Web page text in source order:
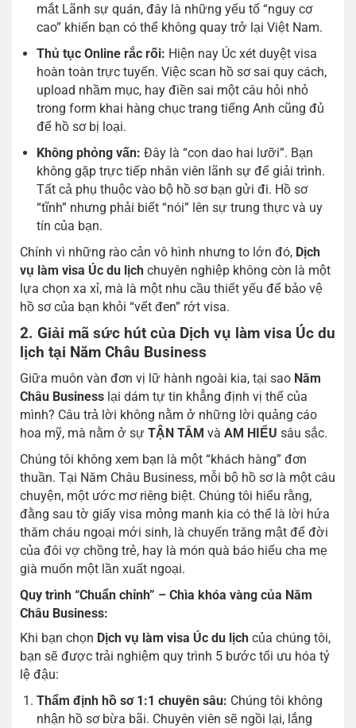
mắt Lãnh sự quán, đây là những yếu tố “nguy cơ
cao” khiến bạn có thể không quay trở lại Việt Nam.
Thủ tục Online rắc rối: Hiện nay Úc xét duyệt visa
hoàn toàn trực tuyến. Việc scan hồ sơ sai quy cách,
upload nhầm mục, hay điền sai một câu hỏi nhỏ
trong form khai hàng chục trang tiếng Anh cũng đủ
để hồ sơ bị loại.
Không phỏng vấn: Đây là “con dao hai lưỡi”. Bạn
không gặp trực tiếp nhân viên lãnh sự để giải trình.
Tất cả phụ thuộc vào bộ hồ sơ bạn gửi đi. Hồ sơ
“tĩnh” nhưng phải biết “nói” lên sự trung thực và uy
tín của bạn.
Chính vì những rào cản vô hình nhưng to lớn đó, Dịch
vụ làm visa Úc du lịch chuyên nghiệp không còn là một
lựa chọn xa xỉ, mà là một nhu cầu thiết yếu để bảo vệ
hồ sơ của bạn khỏi “vết đen” rớt visa.
2. Giải mã sức hút của Dịch vụ làm visa Úc du
lịch tại Năm Châu Business
Giữa muôn vàn đơn vị lữ hành ngoài kia, tại sao Năm
Châu Business lại dám tự tin khẳng định vị thế của
mình? Câu trả lời không nằm ở những lời quảng cáo
hoa mỹ, mà nằm ở sự TẬN TÂM và AM HIỂU sâu sắc.
Chúng tôi không xem bạn là một “khách hàng” đơn
thuần. Tại Năm Châu Business, mỗi bộ hồ sơ là một câu
chuyện, một ước mơ riêng biệt. Chúng tôi hiểu rằng,
đằng sau tờ giấy visa mỏng manh kia có thể là lời hứa
thăm cháu ngoại mới sinh, là chuyến trăng mật để đời
của đôi vợ chồng trẻ, hay là món quà báo hiếu cha mẹ
già muốn một lần xuất ngoại.
Quy trình “Chuẩn chỉnh” – Chìa khóa vàng của Năm
Châu Business:
Khi bạn chọn Dịch vụ làm visa Úc du lịch của chúng tôi,
bạn sẽ được trải nghiệm quy trình 5 bước tối ưu hóa tỷ
lệ đậu:
Thẩm định hồ sơ 1:1 chuyên sâu: Chúng tôi không
nhận hồ sơ bừa bãi. Chuyên viên sẽ ngồi lại, lắng